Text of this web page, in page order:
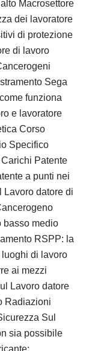
Macrosettore
dei lavoratore
di protezione
di lavoro
Sega
funziona
e lavoratore
Corso
Specifico
Patente
a punti nei
Lavoro datore di
basso medio
RSPP: la
di lavoro
ai mezzi
Lavoro datore
Radiazioni
Sul
sia possibile